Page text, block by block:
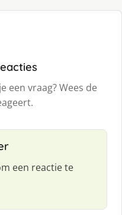
een vraag? Wees de
een reactie te